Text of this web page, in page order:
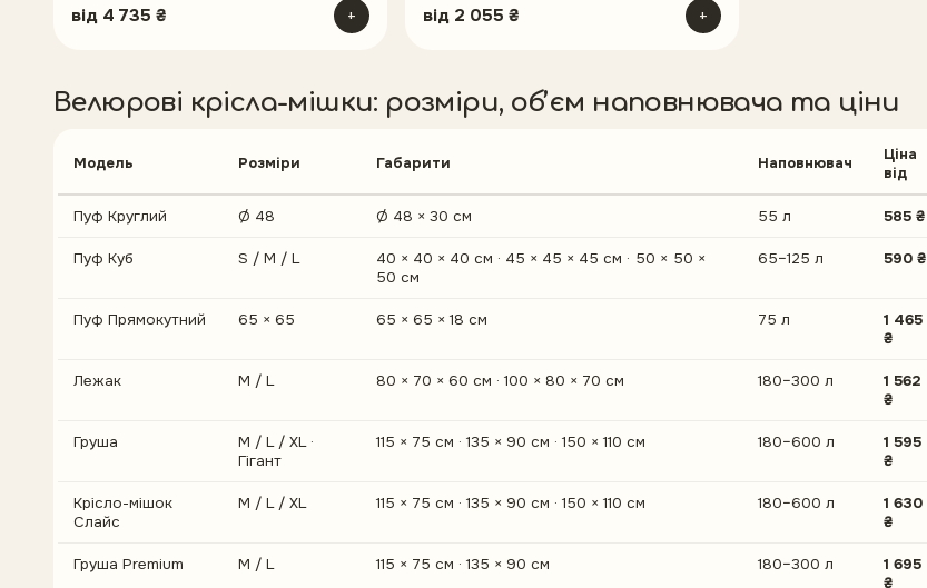
від 4 735 ₴ + від 2 055 ₴ +
Велюрові крісла-мішки: розміри, обʼєм наповнювача та ціни
Модель Розміри Габарити Наповнювач
Ціна
від
Пуф Круглий Ø 48 Ø 48 × 30 см 55 л 585 ₴
Пуф Куб S / M / L
40 × 40 × 40 см · 45 × 45 × 45 см · 50 × 50 ×
50 см
65–125 л 590 ₴
Пуф Прямокутний 65 × 65 65 × 65 × 18 см 75 л
1 465
₴
Лежак M / L 80 × 70 × 60 см · 100 × 80 × 70 см 180–300 л
1 562
₴
Груша
M / L / XL ·
Гігант
115 × 75 см · 135 × 90 см · 150 × 110 см 180–600 л
1 595
₴
Крісло-мішок
Слайс
M / L / XL 115 × 75 см · 135 × 90 см · 150 × 110 см 180–600 л
1 630
₴
Груша Premium M / L 115 × 75 см · 135 × 90 см 180–300 л
1 695
₴